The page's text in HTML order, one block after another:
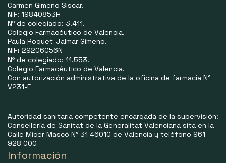
Carmen Gimeno Siscar.
NIF: 19840853H
Nº de colegiado: 3.411.
Colegio Farmacéutico de Valencia.
Paula Roquet-Jalmar Gimeno.
NIF: 29206056N
Nº de colegiado: 11.553.
Colegio Farmacéutico de Valencia.
Con autorización administrativa de la oficina de farmacia N°
V231-F
Autoridad sanitaria competente encargada de la supervisión:
Consellería de Sanitat de la Generalitat Valenciana sita en la
Calle Micer Mascó N° 31 46010 de Valencia y teléfono 961
928 000
Información